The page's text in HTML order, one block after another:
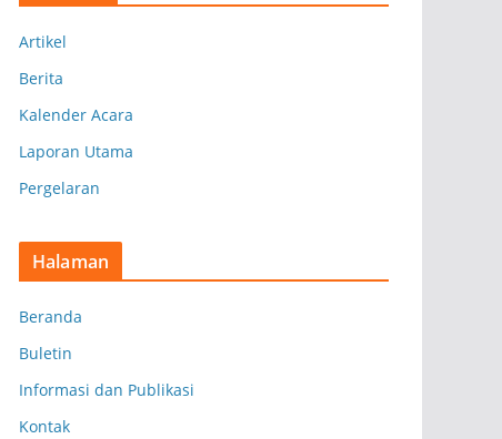
Artikel
Berita
Kalender Acara
Laporan Utama
Pergelaran
Halaman
Beranda
Buletin
Informasi dan Publikasi
Kontak